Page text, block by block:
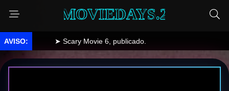
MOVIEDAYS.2
➤ Scary Movie 6, publicado.